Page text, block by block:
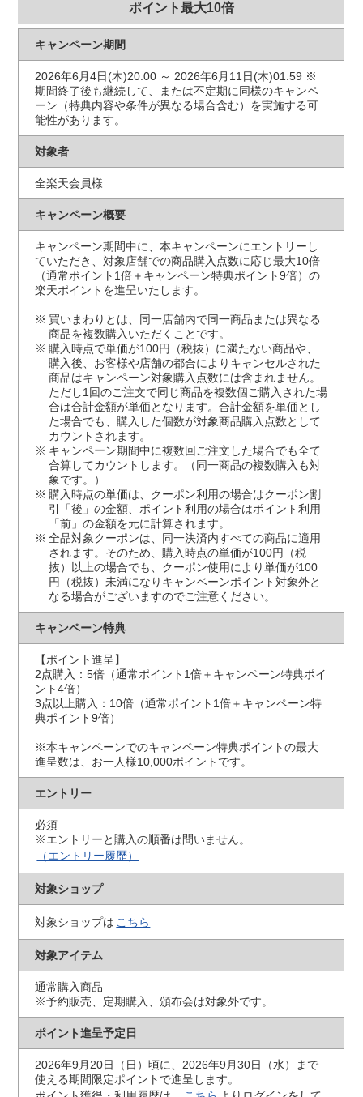
ポイント最大10倍
キャンペーン期間
2026年6月4日(木)20:00 ～ 2026年6月11日(木)01:59 ※
期間終了後も継続して、または不定期に同様のキャンペ
ーン（特典内容や条件が異なる場合含む）を実施する可
能性があります。
対象者
全楽天会員様
キャンペーン概要
キャンペーン期間中に、本キャンペーンにエントリーし
ていただき、対象店舗での商品購入点数に応じ最大10倍
（通常ポイント1倍＋キャンペーン特典ポイント9倍）の
楽天ポイントを進呈いたします。
買いまわりとは、同一店舗内で同一商品または異なる
商品を複数購入いただくことです。
購入時点で単価が100円（税抜）に満たない商品や、
購入後、お客様や店舗の都合によりキャンセルされた
商品はキャンペーン対象購入点数には含まれません。
ただし1回のご注文で同じ商品を複数個ご購入された場
合は合計金額が単価となります。合計金額を単価とし
た場合でも、購入した個数が対象商品購入点数として
カウントされます。
キャンペーン期間中に複数回ご注文した場合でも全て
合算してカウントします。（同一商品の複数購入も対
象です。）
購入時点の単価は、クーポン利用の場合はクーポン割
引「後」の金額、ポイント利用の場合はポイント利用
「前」の金額を元に計算されます。
全品対象クーポンは、同一決済内すべての商品に適用
されます。そのため、購入時点の単価が100円（税
抜）以上の場合でも、クーポン使用により単価が100
円（税抜）未満になりキャンペーンポイント対象外と
なる場合がございますのでご注意ください。
キャンペーン特典
【ポイント進呈】
2点購入：5倍（通常ポイント1倍＋キャンペーン特典ポイ
ント4倍）
3点以上購入：10倍（通常ポイント1倍＋キャンペーン特
典ポイント9倍）
※本キャンペーンでのキャンペーン特典ポイントの最大
進呈数は、お一人様10,000ポイントです。
エントリー
必須
※エントリーと購入の順番は問いません。
（エントリー履歴）
対象ショップ
対象ショップは こちら
対象アイテム
通常購入商品
※予約販売、定期購入、頒布会は対象外です。
ポイント進呈予定日
2026年9月20日（日）頃に、2026年9月30日（水）まで
使える期間限定ポイントで進呈します。